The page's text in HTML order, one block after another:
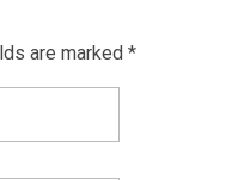
are marked *